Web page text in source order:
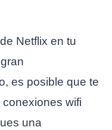
Netflix en tu
es posible que te
wifi
una